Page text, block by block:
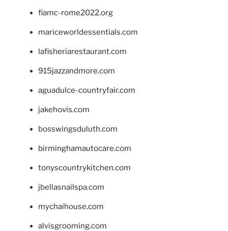
fiamc-rome2022.org
mariceworldessentials.com
lafisheriarestaurant.com
915jazzandmore.com
aguadulce-countryfair.com
jakehovis.com
bosswingsduluth.com
birminghamautocare.com
tonyscountrykitchen.com
jbellasnailspa.com
mychaihouse.com
alvisgrooming.com